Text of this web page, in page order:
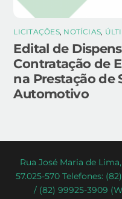
LICITAÇÕES, NOTÍCIAS,
Edital de
Contratação de
na Prestação de
Automotivo
Rua José Maria de
57.025-570 Telefones:
/ (82) 99925-3909